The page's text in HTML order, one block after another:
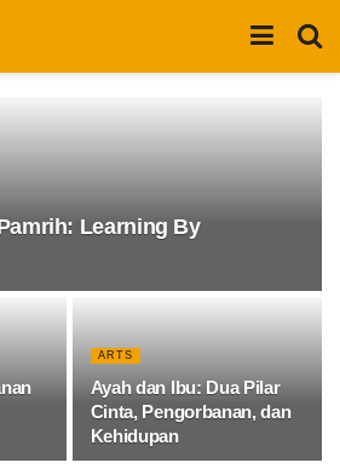
Learning By
ARTS
Ayah dan Ibu: Dua Pilar
Cinta, Pengorbanan, dan
Kehidupan